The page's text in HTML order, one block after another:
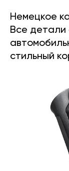
Немецкое
Все детали
стильный